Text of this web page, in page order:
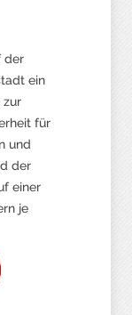
der
ein
zur
für
und
der
einer
je